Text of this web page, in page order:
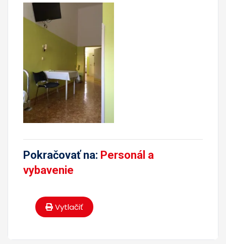
Pokračovať na: Personál a
vybavenie
Vytlačiť